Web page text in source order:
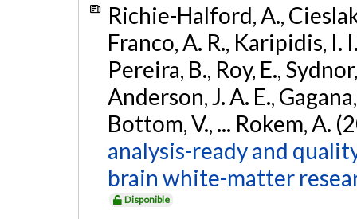
Richie-Halford, A.,
Franco, A. R., Karipidis, I.
Pereira, B., Roy, E.,
Anderson, J. A. E.,
Bottom, V., ... Rokem, A.
analysis-ready and
brain white-matter
Disponible